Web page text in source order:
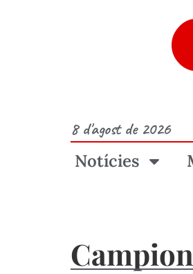
8 d'agost de 2026
Notícies